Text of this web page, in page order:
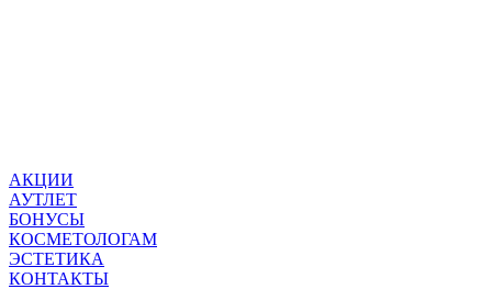
АКЦИИ
АУТЛЕТ
БОНУСЫ
КОСМЕТОЛОГАМ
ЭСТЕТИКА
КОНТАКТЫ